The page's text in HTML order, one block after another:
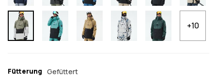
+10
Fütterung Gefüttert